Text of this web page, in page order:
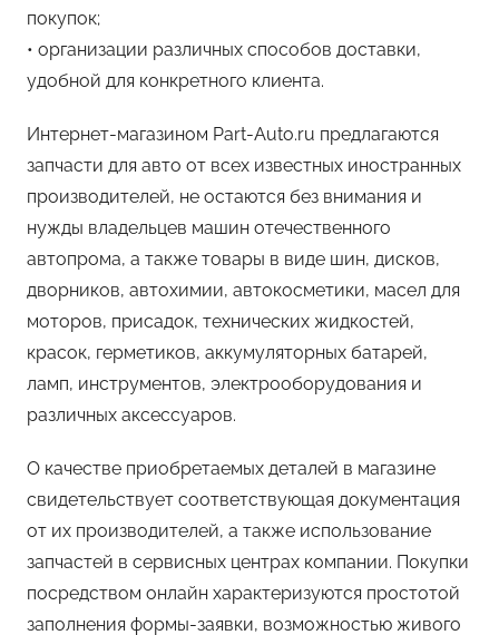
покупок;
• организации различных способов доставки,
удобной для конкретного клиента.
Интернет-магазином Part-Auto.ru предлагаются
запчасти для авто от всех известных иностранных
производителей, не остаются без внимания и
нужды владельцев машин отечественного
автопрома, а также товары в виде шин, дисков,
дворников, автохимии, автокосметики, масел для
моторов, присадок, технических жидкостей,
красок, герметиков, аккумуляторных батарей,
ламп, инструментов, электрооборудования и
различных аксессуаров.
О качестве приобретаемых деталей в магазине
свидетельствует соответствующая документация
от их производителей, а также использование
запчастей в сервисных центрах компании. Покупки
посредством онлайн характеризуются простотой
заполнения формы-заявки, возможностью живого